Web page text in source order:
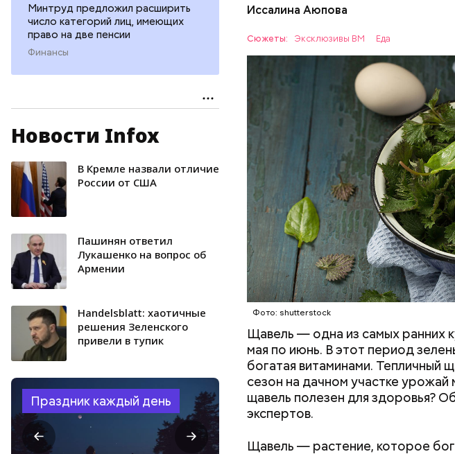
Минтруд предложил расширить
число категорий лиц, имеющих
право на две пенсии
Финансы
Новости Infox
В Кремле назвали отличие
России от США
Пашинян ответил
Лукашенко на вопрос об
Армении
Handelsblatt: хаотичные
решения Зеленского
привели в тупик
Праздник каждый день
Иссалина Аюпова
Сюжеты: Эксклюзивы ВМ Еда
Фото: shutterstock
Щавель — одна из самых ранних
мая по июнь. В этот период
богатая витаминами. Тепличный
сезон на дачном участке
щавель полезен для здоровья?
экспертов.
Щавель — растение, которое
Опасность же щавеля состоит
количество щавелевой кислоты,
образованию камней в почках,
ЗДОРОВЬЕ ВРАЧИ